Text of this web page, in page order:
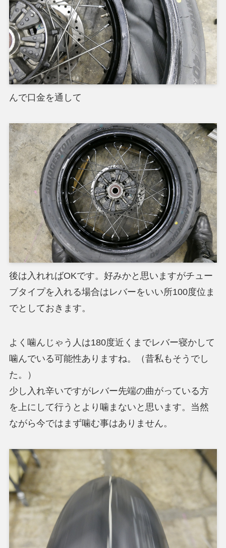
んで口金を通して
後は入れればOKです。好みかと思いますがチュー
ブタイプを入れる場合はレバーをいい所100度位ま
でとしておきます。
よく噛んじゃう人は180度近くまでレバー寝かして
噛んでいる可能性ありますね。（昔私もそうでし
た。）
少し入れ辛いですがレバー先端の曲がっている方
を上にして行うとより噛まないと思います。当然
ながら今ではまず噛む事はありません。